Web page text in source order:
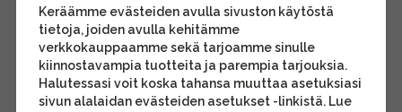
Keräämme evästeiden avulla sivuston käytöstä
tietoja, joiden avulla kehitämme
verkkokauppaamme sekä tarjoamme sinulle
kiinnostavampia tuotteita ja parempia tarjouksia.
Halutessasi voit koska tahansa muuttaa asetuksiasi
sivun alalaidan evästeiden asetukset -linkistä. Lue